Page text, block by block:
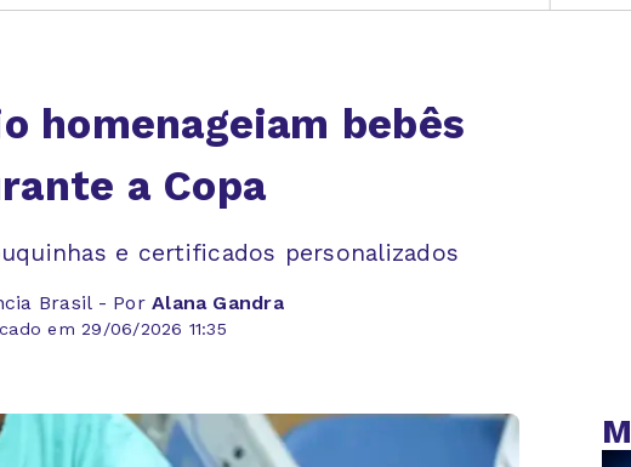
homenageiam bebês
a Copa
e certificados personalizados
Brasil - PorAlana Gandra
em 29/06/2026 11:35